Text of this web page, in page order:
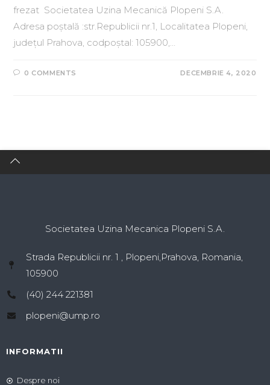
frezat Societatea Uzina Mecanică Plopeni S.A.
Adresa poștală :str.Republicii nr.1, Localitatea Plopeni,
județul Prahova, codpoștal: 105900,…
0 COMMENTS DECEMBRIE 4, 2020
Societatea Uzina Mecanica Plopeni S.A.
Strada Republicii nr. 1 , Plopeni,Prahova, Romania,
105900
(40) 244 221381
plopeni@ump.ro
INFORMATII
Despre noi